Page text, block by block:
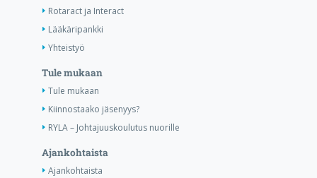
Rotaract ja Interact
Lääkäripankki
Yhteistyö
Tule mukaan
Tule mukaan
Kiinnostaako jäsenyys?
RYLA – Johtajuuskoulutus nuorille
Ajankohtaista
Ajankohtaista